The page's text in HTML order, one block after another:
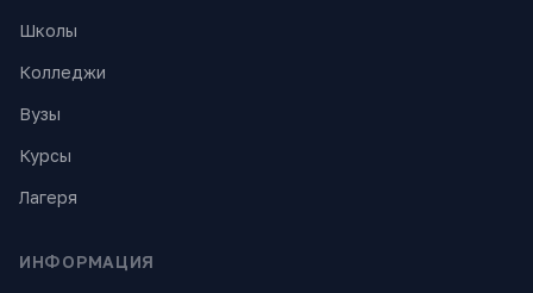
Школы
Колледжи
Вузы
Курсы
Лагеря
ИНФОРМАЦИЯ